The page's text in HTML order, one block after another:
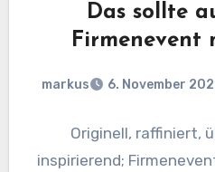
Das sollte
Firmenevent
markus 6. November
Originell, raffiniert,
inspirierend;